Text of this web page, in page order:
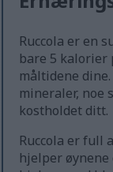
Ruccola er en
bare 5 kalorier
måltidene
mineraler, noe
kostholdet ditt.
Ruccola er full
hjelper